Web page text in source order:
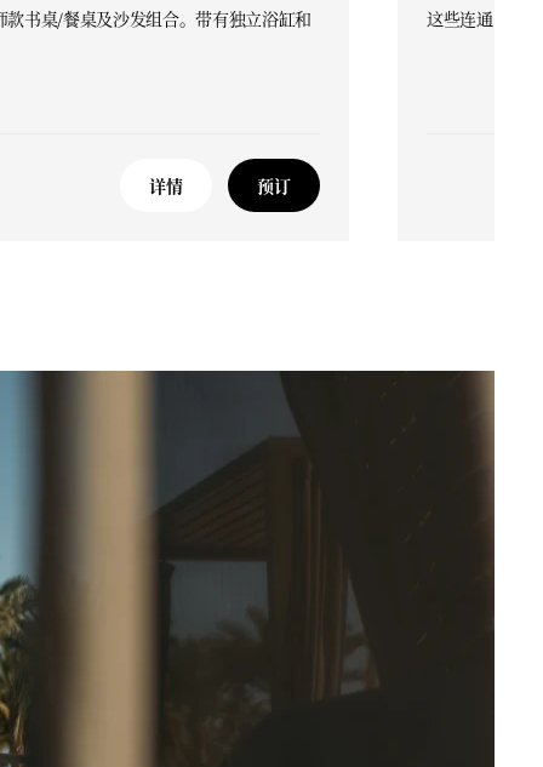
书桌/餐桌及沙发组合。带有独立浴缸和
详情 预订
这些连通的豪